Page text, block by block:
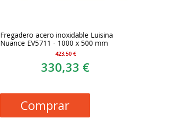
Fregadero acero inoxidable Luisina
Nuance EV5711 - 1000 x 500 mm
423,50 €
330,33 €
Comprar